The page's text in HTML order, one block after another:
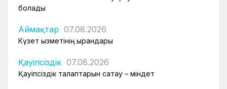
болады
Аймақтар 07.08.2026
Күзет қызметінің қырандары
Қауіпсіздік 07.08.2026
Қауіпсіздік талаптарын сақтау – міндет